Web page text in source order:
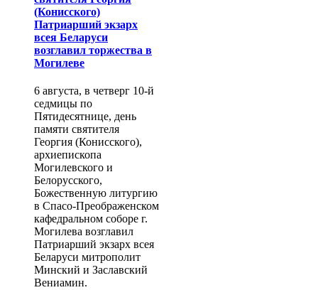
(Конисского)
Патриарший экзарх
всея Беларуси
возглавил торжества в
Могилеве
6 августа, в четверг 10-й
седмицы по
Пятидесятнице, день
памяти святителя
Георгия (Конисского),
архиепископа
Могилевского и
Белорусского,
Божественную литургию
в Спасо-Преображенском
кафедральном соборе г.
Могилева возглавил
Патриарший экзарх всея
Беларуси митрополит
Минский и Заславский
Вениамин.